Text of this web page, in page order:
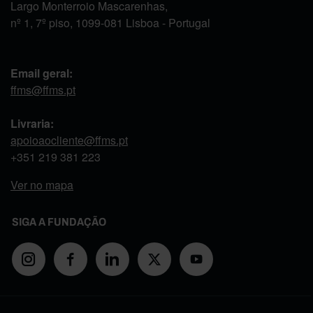
Largo Monterroio Mascarenhas,
nº 1, 7º piso, 1099-081 Lisboa - Portugal
Email geral:
ffms@ffms.pt
Livraria:
apoioaocliente@ffms.pt
+351 219 381 223
Ver no mapa
SIGA A FUNDAÇÃO